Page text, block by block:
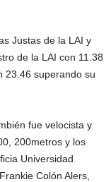
Justas de la LAI y
de la LAI con 11.38
23.46 superando su
fue velocista y
200metros y los
Universidad
Colón Alers,